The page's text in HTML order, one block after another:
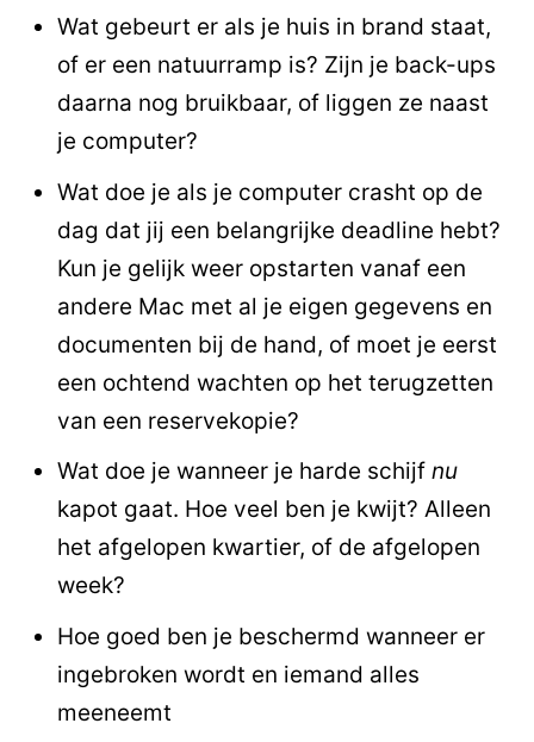
Wat gebeurt er als je huis in brand staat,
of er een natuurramp is? Zijn je back-ups
daarna nog bruikbaar, of liggen ze naast
je computer?
Wat doe je als je computer crasht op de
dag dat jij een belangrijke deadline hebt?
Kun je gelijk weer opstarten vanaf een
andere Mac met al je eigen gegevens en
documenten bij de hand, of moet je eerst
een ochtend wachten op het terugzetten
van een reservekopie?
Wat doe je wanneer je harde schijf nu
kapot gaat. Hoe veel ben je kwijt? Alleen
het afgelopen kwartier, of de afgelopen
week?
Hoe goed ben je beschermd wanneer er
ingebroken wordt en iemand alles
meeneemt